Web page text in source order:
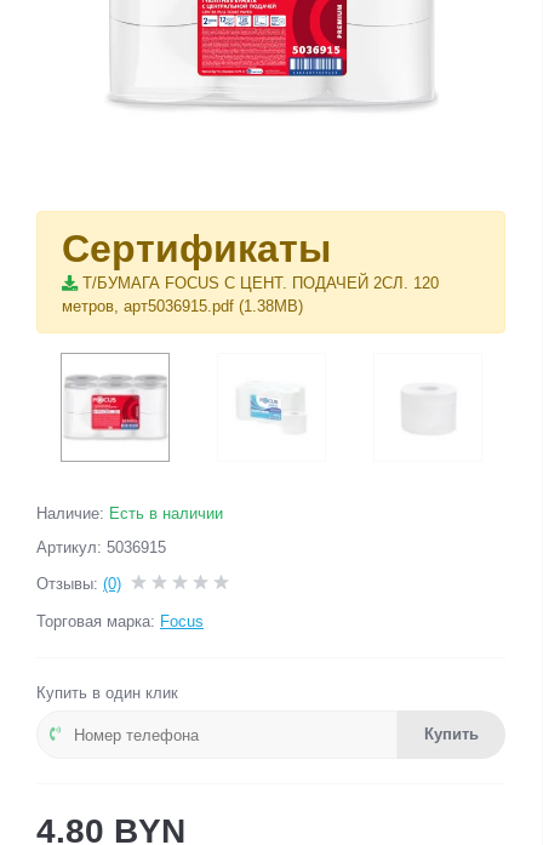
Наличие: Есть в наличии
Артикул: 5036915
Отзывы: (0)
Торговая марка: Focus
Купить в один клик
Купить
4.80 BYN
Сертификаты
Т/БУМАГА FOCUS С ЦЕНТ. ПОДАЧЕЙ 2СЛ. 120
метров, арт5036915.pdf (1.38MB)